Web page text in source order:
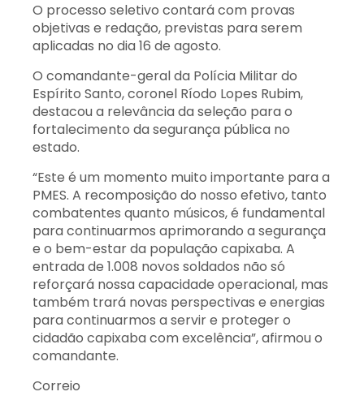
O processo seletivo contará com provas
objetivas e redação, previstas para serem
aplicadas no dia 16 de agosto.
O comandante-geral da Polícia Militar do
Espírito Santo, coronel Ríodo Lopes Rubim,
destacou a relevância da seleção para o
fortalecimento da segurança pública no
estado.
“Este é um momento muito importante para a
PMES. A recomposição do nosso efetivo, tanto
combatentes quanto músicos, é fundamental
para continuarmos aprimorando a segurança
e o bem-estar da população capixaba. A
entrada de 1.008 novos soldados não só
reforçará nossa capacidade operacional, mas
também trará novas perspectivas e energias
para continuarmos a servir e proteger o
cidadão capixaba com excelência”, afirmou o
comandante.
Correio